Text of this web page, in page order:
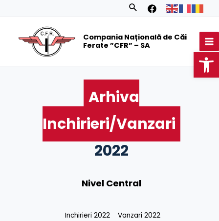
Search
Compania Națională de Căi
Ferate ”CFR” – SA
Arhiva
Inchirieri/Vanzari
2022
Nivel Central
Inchirieri 2022 Vanzari 2022